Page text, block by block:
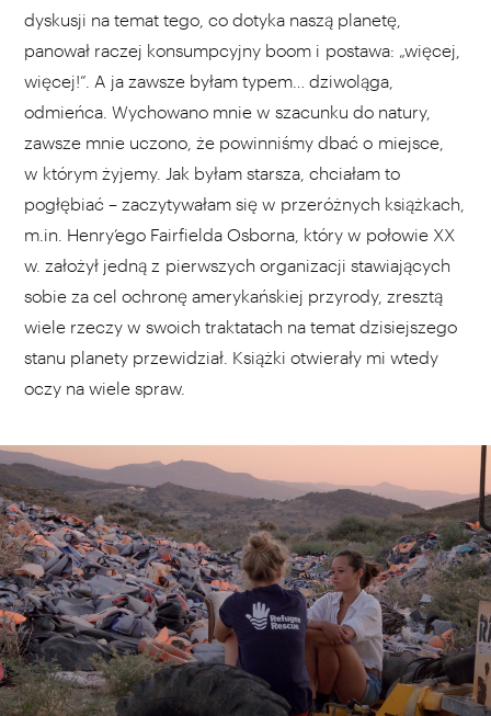
dyskusji na temat tego, co dotyka naszą planetę,
panował raczej konsumpcyjny boom i postawa: „więcej,
więcej!”. A ja zawsze byłam typem… dziwoląga,
odmieńca. Wychowano mnie w szacunku do natury,
zawsze mnie uczono, że powinniśmy dbać o miejsce,
w którym żyjemy. Jak byłam starsza, chciałam to
pogłębiać – zaczytywałam się w przeróżnych książkach,
m.in. Henry’ego Fairfielda Osborna, który w połowie XX
w. założył jedną z pierwszych organizacji stawiających
sobie za cel ochronę amerykańskiej przyrody, zresztą
wiele rzeczy w swoich traktatach na temat dzisiejszego
stanu planety przewidział. Książki otwierały mi wtedy
oczy na wiele spraw.